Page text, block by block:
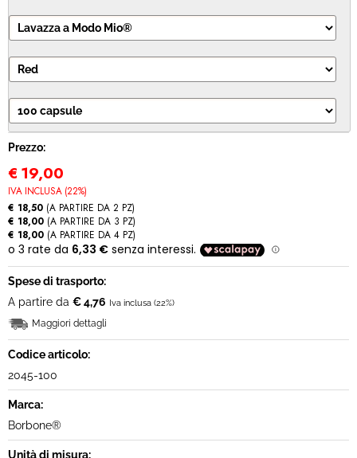
MODULO RECESSO
Prezzo:
€ 19,00
IVA INCLUSA (22%)
€ 18,50 (A PARTIRE DA 2 PZ)
€ 18,00 (A PARTIRE DA 3 PZ)
€ 18,00 (A PARTIRE DA 4 PZ)
Spese di trasporto:
A partire da € 4,76 Iva inclusa (22%)
Maggiori dettagli
Codice articolo:
2045-100
Marca:
Borbone®
Unità di misura: